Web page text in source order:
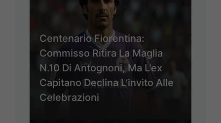
Centenario Fiorentina:
Commisso Ritira La Maglia
N.10 Di Antognoni, Ma L’ex
Capitano Declina L’invito Alle
Celebrazioni